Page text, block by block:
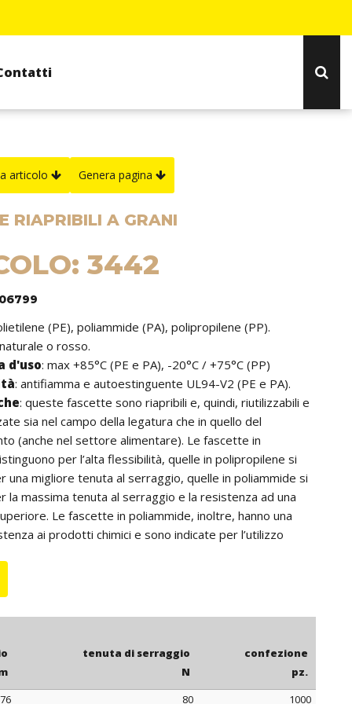
articolo Genera pagina
RIAPRIBILI A GRANI
3442
(PE), poliammide (PA), polipropilene (PP).
o rosso.
d'uso: max +85°C (PE e PA), -20°C / +75°C (PP)
: antifiamma e autoestinguente UL94-V2 (PE e PA).
: queste fascette sono riapribili e, quindi, riutilizzabili e
sia nel campo della legatura che in quello del
(anche nel settore alimentare). Le fascette in
per l’alta flessibilità, quelle in polipropilene si
una migliore tenuta al serraggio, quelle in poliammide si
la massima tenuta al serraggio e la resistenza ad una
Le fascette in poliammide, inoltre, hanno una
ai prodotti chimici e sono indicate per l’utilizzo
o giallo.
tenuta di serraggio
N
confezione
pz.
76 80
1000